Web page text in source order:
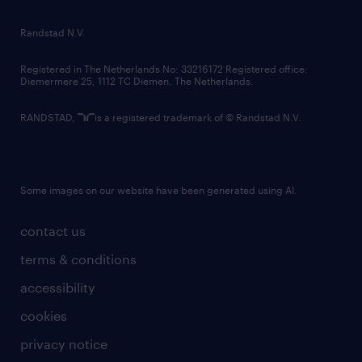
country websites
contact us
terms & conditions
accessibility
cookies
privacy notice
Randstad N.V.
Registered in The Netherlands No: 33216172 Registered office:
Diemermere 25, 1112 TC Diemen, The Netherlands.
RANDSTAD, is a registered trademark of © Randstad N.V.
Some images on our website have been generated using AI.